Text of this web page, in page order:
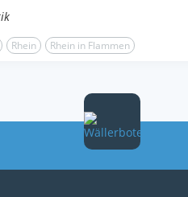
Rhein Rhein in Flammen